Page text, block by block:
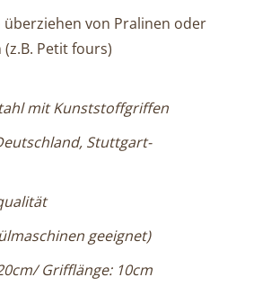
überziehen von Pralinen oder
Petit fours)
mit Kunststoffgriffen
Stuttgart-
geeignet)
Grifflänge: 10cm